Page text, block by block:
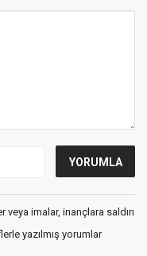
imalar, inançlara saldırı
yazılmış yorumlar